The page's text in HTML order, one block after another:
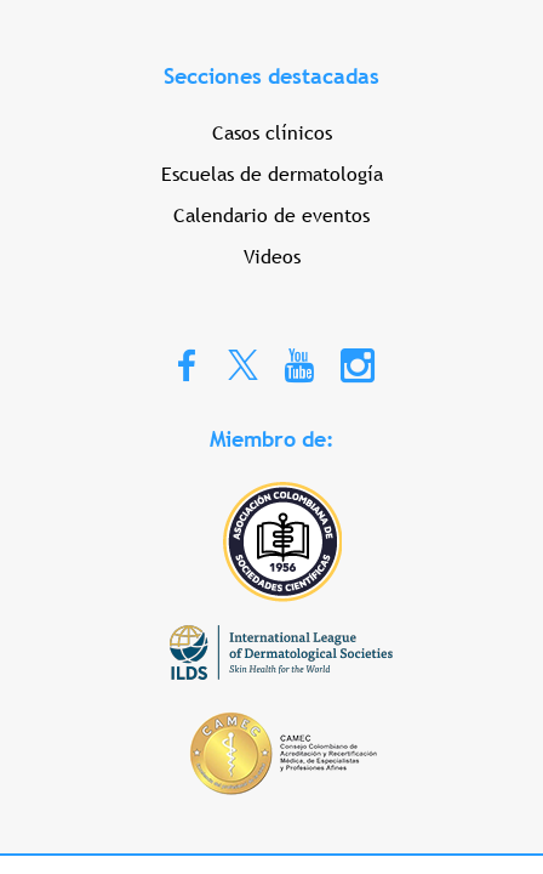
Secciones destacadas
Casos clínicos
Escuelas de dermatología
Calendario de eventos
Videos
Miembro de: